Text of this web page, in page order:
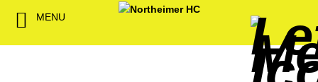
MENU
Back Back
1. Herren
Back
Back
NHC
Back
Back
Back Back
Vorstand
Back
Back
Back